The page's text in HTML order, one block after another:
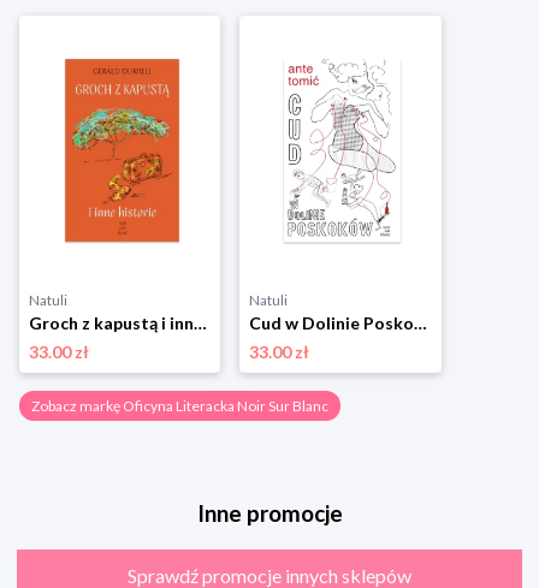
Natuli
Groch z kapustą i inne historie Oficyna literacka noir sur blanc
33.00 zł
Natuli
Cud w Dolinie Poskoków Oficyna literacka noir sur blanc
33.00 zł
Zobacz markę Oficyna Literacka Noir Sur Blanc
Inne promocje
Sprawdź promocje innych sklepów